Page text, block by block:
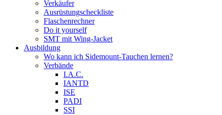
Verkäufer
Ausrüstungscheckliste
Flaschenrechner
Do it yourself
SMT mit Wing-Jacket
Ausbildung
Wo kann ich Sidemount-Tauchen lernen?
Verbände
I.A.C.
IANTD
ISE
PADI
SSI